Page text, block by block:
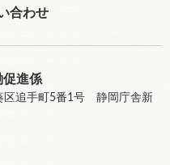
合わせ
促進係
区追手町5番1号 静岡庁舎新